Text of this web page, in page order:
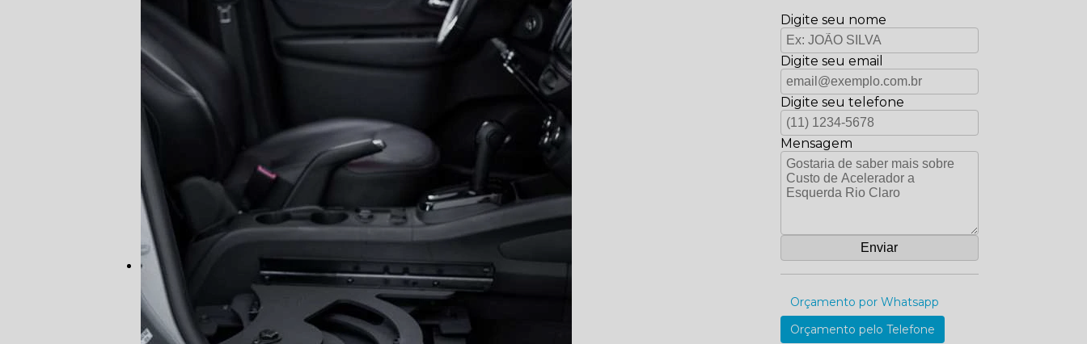
Digite seu nome
Digite seu email
Digite seu telefone
Mensagem
Orçamento por Whatsapp
Orçamento pelo Telefone